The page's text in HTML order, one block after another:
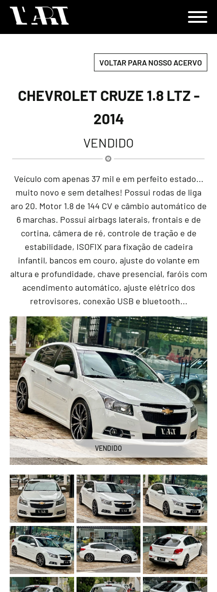
VOLTAR PARA NOSSO ACERVO
CHEVROLET CRUZE 1.8 LTZ -
2014
VENDIDO
Veículo com apenas 37 mil e em perfeito estado...
muito novo e sem detalhes! Possui rodas de liga
aro 20. Motor 1.8 de 144 CV e câmbio automático de
6 marchas. Possui airbags laterais, frontais e de
cortina, câmera de ré, controle de tração e de
estabilidade, ISOFIX para fixação de cadeira
infantil, bancos em couro, ajuste do volante em
altura e profundidade, chave presencial, faróis com
acendimento automático, ajuste elétrico dos
retrovisores, conexão USB e bluetooth...
VENDIDO